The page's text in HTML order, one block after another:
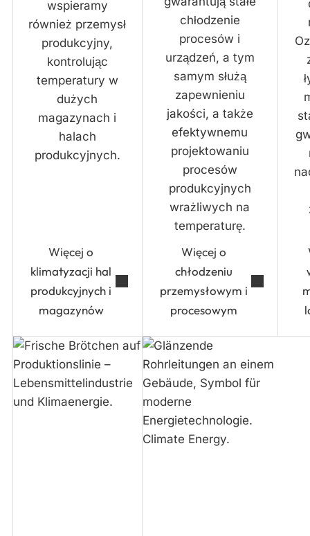
wspieramy
również przemysł
produkcyjny,
kontrolując
temperatury w
dużych
magazynach i
halach
produkcyjnych.
Więcej o
klimatyzacji hal
produkcyjnych i
magazynów
chłodzenie
procesów i
urządzeń, a tym
samym służą
zapewnieniu
jakości, a także
efektywnemu
projektowaniu
procesów
produkcyjnych
wrażliwych na
temperaturę.
Więcej o
chłodzeniu
przemysłowym i
procesowym